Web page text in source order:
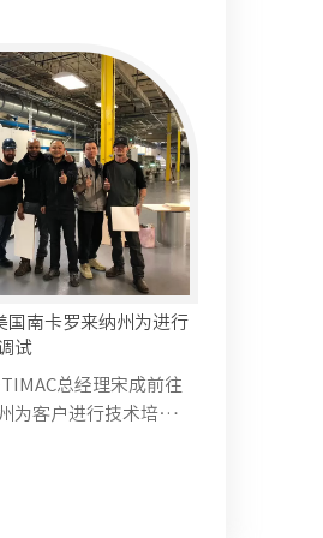
验，每一件橱柜饰
术的存在。DNH就是
艺术淋漓尽致的展现
国南卡罗来纳州为进行
试
总经理宋成前往
为客户进行技术培训